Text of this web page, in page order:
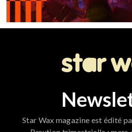
Star Wax magazine est édité